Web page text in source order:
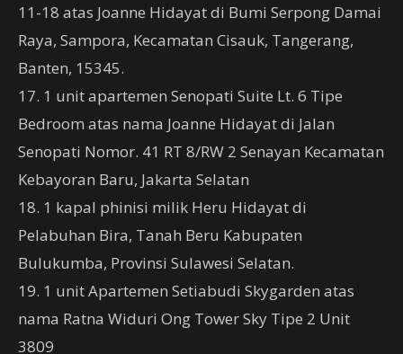
11-18 atas Joanne Hidayat di Bumi Serpong Damai
Raya, Sampora, Kecamatan Cisauk, Tangerang,
Banten, 15345.
17. 1 unit apartemen Senopati Suite Lt. 6 Tipe
Bedroom atas nama Joanne Hidayat di Jalan
Senopati Nomor. 41 RT 8/RW 2 Senayan Kecamatan
Kebayoran Baru, Jakarta Selatan
18. 1 kapal phinisi milik Heru Hidayat di
Pelabuhan Bira, Tanah Beru Kabupaten
Bulukumba, Provinsi Sulawesi Selatan.
19. 1 unit Apartemen Setiabudi Skygarden atas
nama Ratna Widuri Ong Tower Sky Tipe 2 Unit
3809